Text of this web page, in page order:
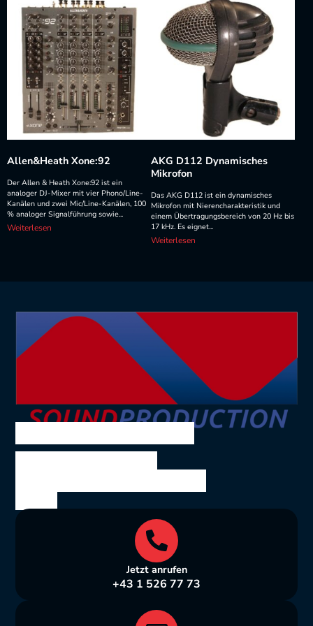
Allen&Heath Xone:92
Der Allen & Heath Xone:92 ist ein
analoger DJ-Mixer mit vier Phono/Line-
Kanälen und zwei Mic/Line-Kanälen, 100
% analoger Signalführung sowie...
Weiterlesen
AKG D112 Dynamisches
Mikrofon
Das AKG D112 ist ein dynamisches
Mikrofon mit Nierencharakteristik und
einem Übertragungsbereich von 20 Hz bis
17 kHz. Es eignet...
Weiterlesen
SOUND PRODUCTION
Wien
Jetzt anrufen
+43 1 526 77 73